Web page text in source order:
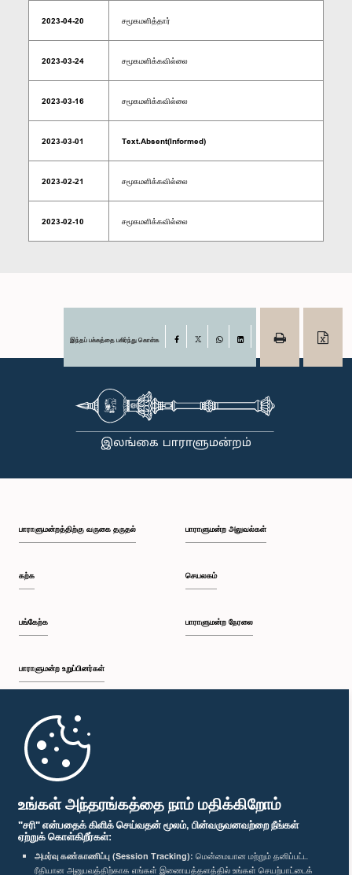
உங்கள் அந்தரங்கத்தை நாம் மதிக்கிறோம்
"சரி" என்பதைக் கிளிக் செய்வதன் மூலம், பின்வருவனவற்றை நீங்கள்
ஏற்றுக் கொள்கிறீர்கள்:
அமர்வு கண்காணிப்பு (Session Tracking): மென்மையான மற்றும் தனிப்பட்ட
ரீதியான அனுபவத்திற்காக எங்கள் இணையத்தளத்தில் உங்கள் செயற்பாட்டைக்
2023-04-20 சமூகமளித்தார்
2023-03-24 சமூகமளிக்கவில்லை
2023-03-16 சமூகமளிக்கவில்லை
2023-03-01 Text.Absent(Informed)
2023-02-21 சமூகமளிக்கவில்லை
2023-02-10 சமூகமளிக்கவில்லை
இந்தப் பக்கத்தை பகிர்ந்து கொள்க Facebook
பாராளுமன்றத்திற்கு வருகை தருதல்
கற்க
பங்கேற்க
பாராளுமன்ற உறுப்பினர்கள்
முதற்பக்கம்
பாராளுமன்ற அலுவல்கள்
செயலகம்
பாராளுமன்ற நேரலை
பாராளுமன்ற கையடக்க செயலி
எம்மை பின்தொடர்க :